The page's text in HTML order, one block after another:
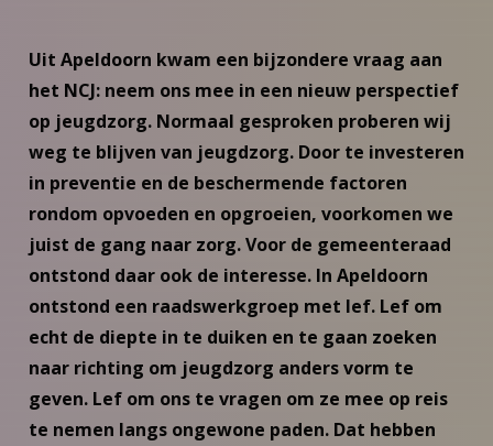
Uit Apeldoorn kwam een bijzondere vraag aan
het NCJ: neem ons mee in een nieuw perspectief
op jeugdzorg. Normaal gesproken proberen wij
weg te blijven van jeugdzorg. Door te investeren
in preventie en de beschermende factoren
rondom opvoeden en opgroeien, voorkomen we
juist de gang naar zorg. Voor de gemeenteraad
ontstond daar ook de interesse. In Apeldoorn
ontstond een raadswerkgroep met lef. Lef om
echt de diepte in te duiken en te gaan zoeken
naar richting om jeugdzorg anders vorm te
geven. Lef om ons te vragen om ze mee op reis
te nemen langs ongewone paden. Dat hebben